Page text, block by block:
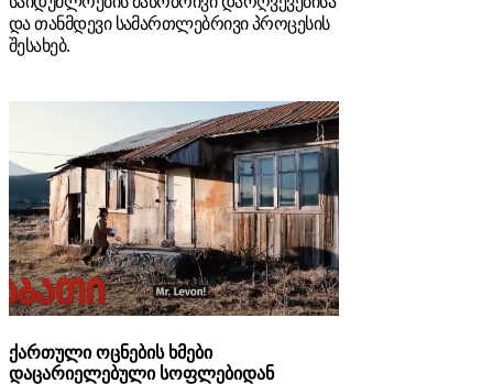
და თანმდევი სამართლებრივი პროცესის
შესახებ.
ქართული ოცნების ხმები
დაცარიელებული სოფლებიდან